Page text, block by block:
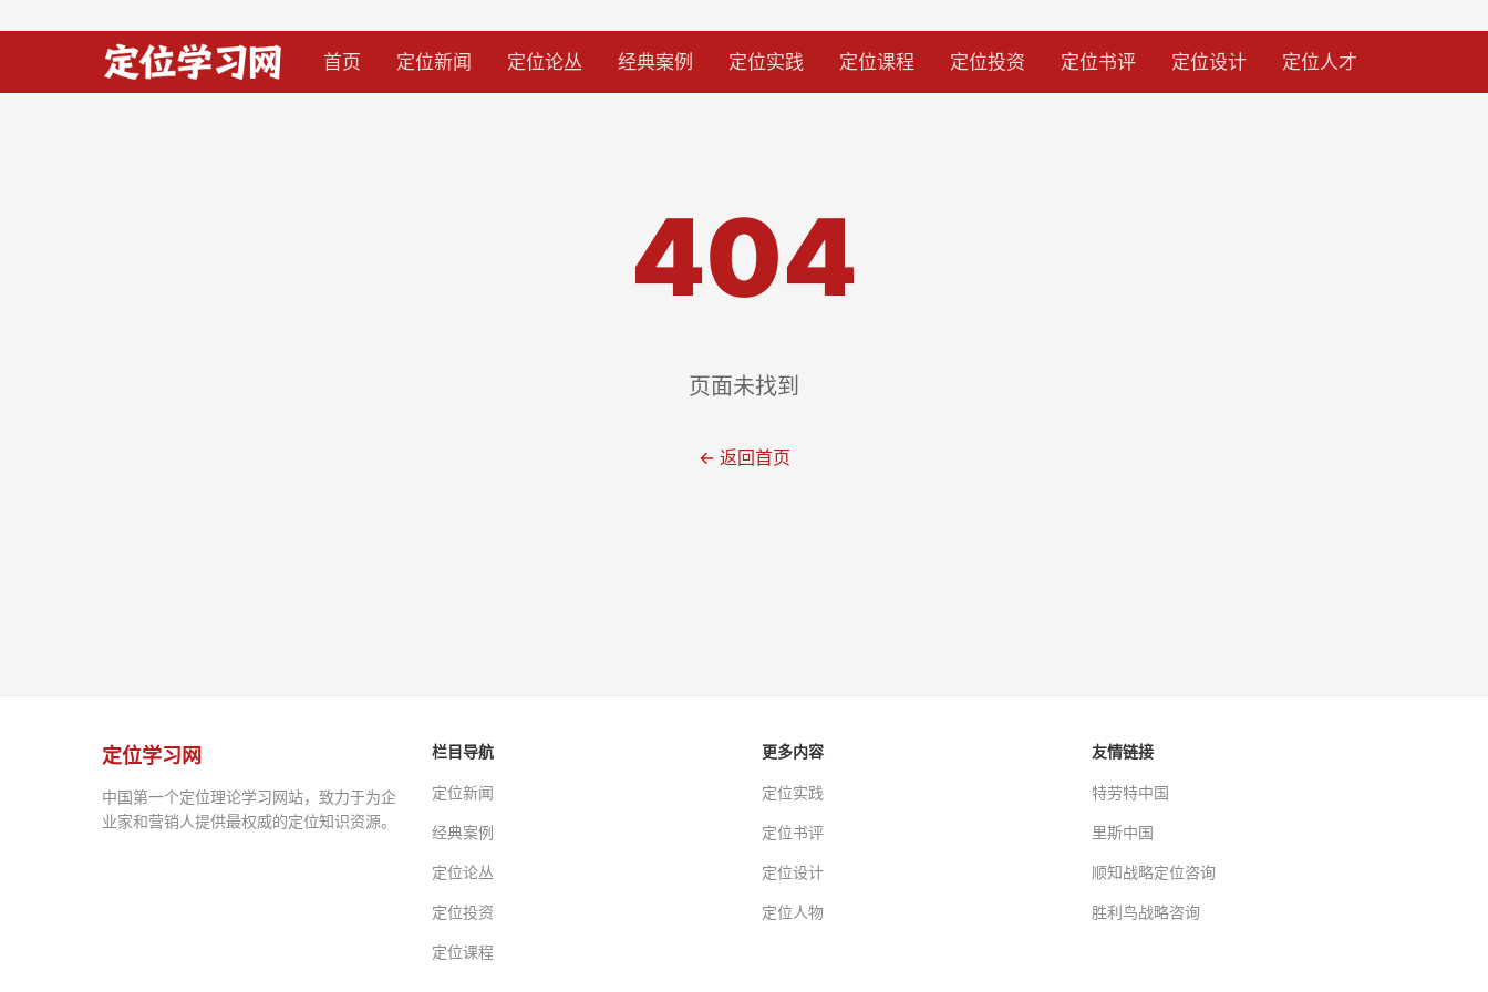
首页 定位新闻 定位论丛 经典案例 定位实践 定位课程 定位投资 定位书评 定位设计 定位人才
404
页面未找到
← 返回首页
定位学习网
中国第一个定位理论学习网站，致力于为企
业家和营销人提供最权威的定位知识资源。
栏目导航
定位新闻
经典案例
定位论丛
定位投资
定位课程
更多内容
定位实践
定位书评
定位设计
定位人物
友情链接
特劳特中国
里斯中国
顺知战略定位咨询
胜利鸟战略咨询